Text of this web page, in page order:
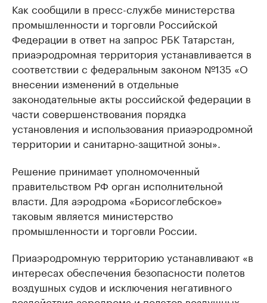
Как сообщили в пресс-службе министерства
промышленности и торговли Российской
Федерации в ответ на запрос РБК Татарстан,
приаэродромная территория устанавливается в
соответствии с федеральным законом №135 «О
внесении изменений в отдельные
законодательные акты российской федерации в
части совершенствования порядка
установления и использования приаэродромной
территории и санитарно-защитной зоны».
Решение принимает уполномоченный
правительством РФ орган исполнительной
власти. Для аэродрома «Борисоглебское»
таковым является министерство
промышленности и торговли России.
Приаэродромную территорию устанавливают «в
интересах обеспечения безопасности полетов
воздушных судов и исключения негативного